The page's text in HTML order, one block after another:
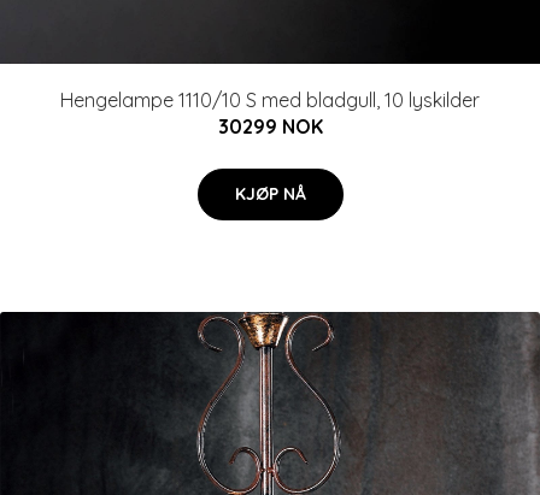
Hengelampe 1110/10 S med bladgull, 10 lyskilder
30299 NOK
KJØP NÅ